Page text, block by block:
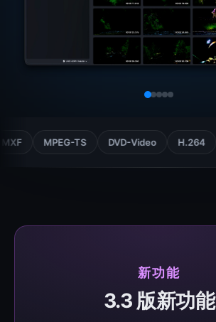
MPEG-TS DVD-Video H.264 HEVC
新功能
3.3 版新功能